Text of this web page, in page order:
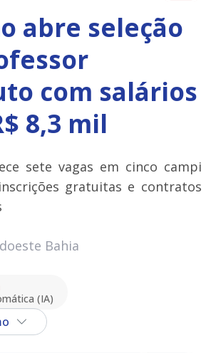
abre seleção
com salários
8,3 mil
sete vagas em cinco campi
gratuitas e contratos
Bahia
(IA)